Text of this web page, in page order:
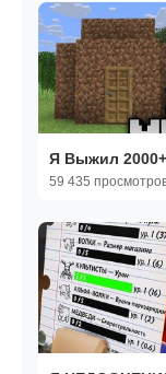
Я Выжил
59 435